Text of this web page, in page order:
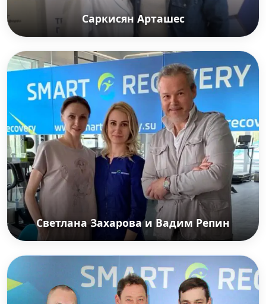
Саркисян Арташес
Саркисян Арташес
Российский продюсер, актер, теле и радио
ведущий. Один из основателей Comedy Club
Светлана Захарова и Вадим Репин
Светлана Захарова и Вадим Репин
Российская артистка балета. Прима-балерина
Большого театра и миланского театра «Ла